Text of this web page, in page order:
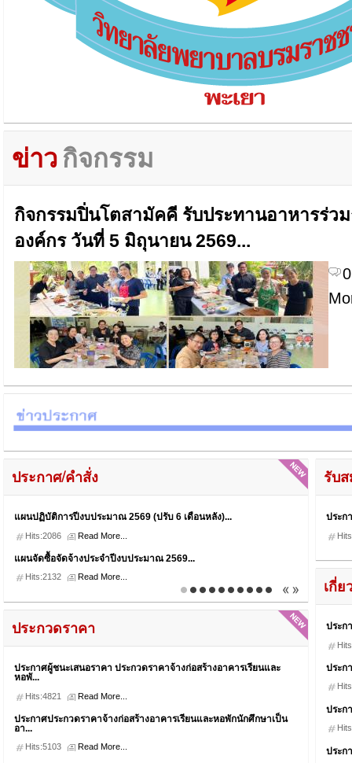
ข่าว กิจกรรม
กิจกรรมปิ่นโตสามัคคี รับประทานอาหารร่ว
องค์กร วันที่ 5 มิถุนายน 2569...
ประกาศ/คำสั่ง
แผนปฏิบัติการปีงบประมาณ 2569 (ปรับ 6 เดือนหลัง)...
Hits:2086 Read More...
แผนจัดซื้อจัดจ้างประจำปีงบประมาณ 2569...
Hits:2132 Read More...
ประกวดราคา
ประกาศผู้ชนะเสนอราคา ประกวดราคาจ้างก่อสร้างอาคารเรียนและ
หอพั...
Hits:4821 Read More...
ประกาศประกวดราคาจ้างก่อสร้างอาคารเรียนและหอพักนักศึกษาเป็น
อา...
Hits:5103 Read More...
รับ
ประก
เกี่ย
ประก
ประก
ประก
ประก